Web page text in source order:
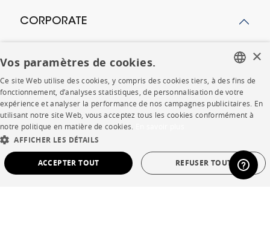
CORPORATE
Devenir concessionnaire
Contract
SHOP
FRENCH
ENGLISH
SPANISH
×
Vos paramètres de cookies.
Ce site Web utilise des cookies, y compris des cookies tiers, à des fins de
fonctionnement, d’analyses statistiques, de personnalisation de votre
expérience et analyser la performance de nos campagnes publicitaires. En
utilisant notre site Web, vous acceptez tous les cookies conformément à
notre politique en matière de cookies.
AFFICHER LES DÉTAILS
ACCEPTER TOUT REFUSER TOUT